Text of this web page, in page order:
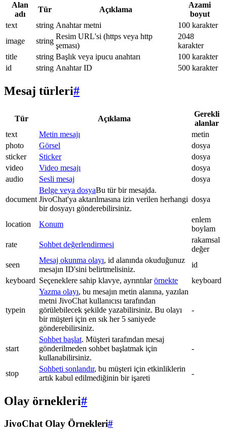
Alan
adı
Tür Açıklama
Azami
boyut
text
string Anahtar metni
100 karakter
image
string
Resim URL'si (https veya http
şeması)
2048
karakter
title
string Başlık veya ipucu anahtarı
100 karakter
id
string Anahtar ID 500 karakter
Mesaj türleri#
Tür Açıklama
Gerekli
alanlar
text
Metin mesajı
metin
photo
Görsel
dosya
sticker
Sticker
dosya
video
Video mesajı
dosya
audio
Sesli mesaj dosya
document
Belge veya dosyaBu tür bir mesajda.
JivoChat'ya aktarılmasına izin verilen herhangi
bir dosyayı gönderebilirsiniz.
dosya
location Konum
enlem
boylam
rate
Sohbet değerlendirmesi
rakamsal
değer
seen
Mesaj okunma olayı, id alanında okuduğunuz
mesajın ID'sini belirtmelisiniz.
id
keyboard Seçeneklere sahip klavye, ayrıntılarörnekte keyboard
typein
Yazma olayı, bu mesajın metin alanına, yazılan
metni JivoChat kullanıcısı tarafından
görülebilecek şekilde yazabilirsiniz. Bu olayı
bir müşteri için en sık her 5 saniyede
gönderebilirsiniz.
-
start
Sohbet başlat. Müşteri tarafından mesaj
gönderilmeden sohbet başlatmak için
kullanabilirsiniz.
-
stop
Sohbeti sonlandır, bu müşteri için etkinliklerin
artık kabul edilmediğinin bir işareti
-
Olay örnekleri#
JivoChat Olay Örnekleri#